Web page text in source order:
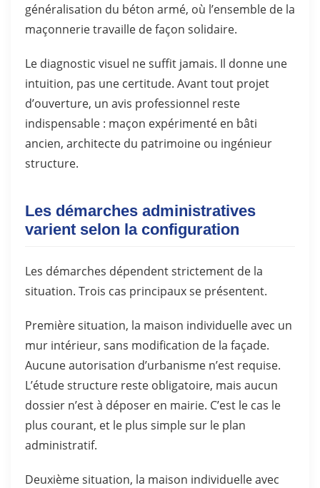
généralisation du béton armé, où l’ensemble de la
maçonnerie travaille de façon solidaire.
Le diagnostic visuel ne suffit jamais. Il donne une
intuition, pas une certitude. Avant tout projet
d’ouverture, un avis professionnel reste
indispensable : maçon expérimenté en bâti
ancien, architecte du patrimoine ou ingénieur
structure.
Les démarches administratives
varient selon la configuration
Les démarches dépendent strictement de la
situation. Trois cas principaux se présentent.
Première situation, la maison individuelle avec un
mur intérieur, sans modification de la façade.
Aucune autorisation d’urbanisme n’est requise.
L’étude structure reste obligatoire, mais aucun
dossier n’est à déposer en mairie. C’est le cas le
plus courant, et le plus simple sur le plan
administratif.
Deuxième situation, la maison individuelle avec